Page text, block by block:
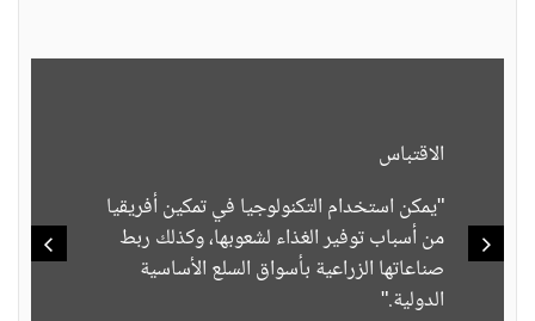
الاقتباس
"يمكن استخدام التكنولوجيا في تمكين أفريقيا
من أسباب توفير الغذاء لشعوبها، وكذلك ربط
صناعاتها الزراعية بأسواق السلع الأساسية
الدولية."